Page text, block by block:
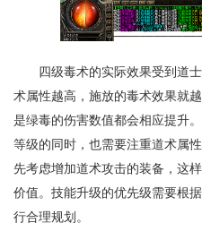
四级毒术的实际效果受到道
术属性越高，施放的毒术效果就
是绿毒的伤害数值都会相应提升
等级的同时，也需要注重道术属
先考虑增加道术攻击的装备，这
价值。技能升级的优先级需要根
行合理规划。